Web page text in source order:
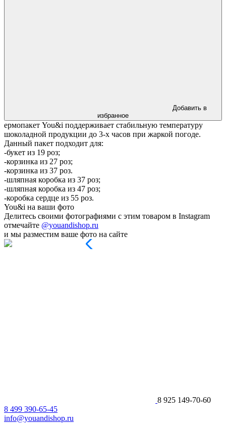
Добавить в
избранное
ермопакет You&i поддерживает стабильную температуру
шоколадной продукции до 3-х часов при жаркой погоде.
Данный пакет подходит для:
-букет из 19 роз;
-корзинка из 27 роз;
-корзинка из 37 роз.
-шляпная коробка из 37 роз;
-шляпная коробка из 47 роз;
-коробка сердце из 55 роз.
You&i на ваши фото
Делитесь своими фотографиями с этим товаром в Instagram
отмечайте @youandishop.ru
и мы разместим ваше фото на сайте
8 925 149-70-60
8 499 390-65-45
info@youandishop.ru